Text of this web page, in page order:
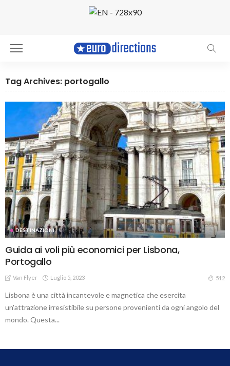
Tag Archives: portogallo
DESTINAZIONI
Guida ai voli più economici per Lisbona,
Portogallo
Van Flyer Luglio 5, 2023 512
Lisbona è una città incantevole e magnetica che esercita
un'attrazione irresistibile su persone provenienti da ogni angolo del
mondo. Questa...